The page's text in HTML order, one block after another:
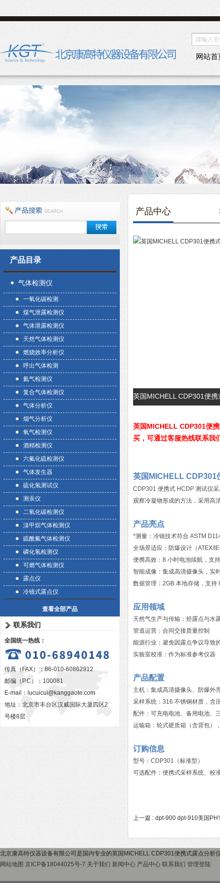
网站首
产品目录
气体检测仪
一氧化碳检测
煤气泄露检测仪
气体泄露检测仪
天然气体检测仪
燃烧效率分析仪
呼出气体检测
氦气检测仪
复合气体检测仪
气体分析仪
烟气分析仪
氧气检测仪
酒精检测仪
六氟化硫检测仪
气体发生器
硫化氢测试仪
测汞仪
二氧化碳检测仪
溴甲烷气体检测仪
硫酰氟气体检测仪
磷化氢检测仪
可燃气体检测仪
露点仪
冷镜式露点仪
查看全部产品
联系我们
全国统一热线：
传真（FAX）：86-010-60862912
邮编（P.C）：100081
E-mail： lucuicui@kanggaote.com
地址：北京市丰台区汉威国际大厦四区2
号楼8层
产品中心
英国MICHELL CDP301便
英国MICHELL CDP301便
买，可通过客服热线联系我
英国MICHELL CDP301
CDP301 便携式 HCDP 测试仪
观察冷凝物形成的方法，采用高
产品亮点
*测量：冷镜技术符合 ASTM
全场景适应：防爆设计（ATEX/
便携高效：8 小时电池续航，支
智能成像：集成高清摄像头，实
数据管理：2GB 本地存储，支
应用领域
天然气生产与传输：烃露点与水
管道运营：合同交接质量控制
能源行业：避免因露点争议导致
实验室校准：作为标准参考仪器
产品配置
主机：集成高清摄像头、防爆外
采样系统：316 不锈钢材质，含
配件：可充电电池、备用电池、
运输箱：轮式硬质箱（含背包）
订购信息
型号：CDP301（标准型）
可选配件：便携式采样系统、校
上一篇 : dpt-900 dpt-910美国
北京康高特仪器设备有限公司是国内专业的英国MICHELL CDP301便携式露点分析
网站地图 京ICP备18044025号-7 关于我们 新闻中心 产品中心 联系我们 管理登陆